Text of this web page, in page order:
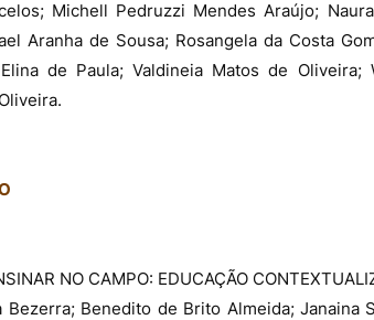
Michell Pedruzzi Mendes Araújo;
Aranha de Sousa; Rosangela da Costa
de Paula; Valdineia Matos de
NO CAMPO: EDUCAÇÃO
Bezerra; Benedito de Brito Almeida; Janaina